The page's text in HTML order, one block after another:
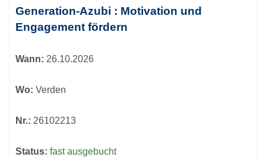
Generation-Azubi : Motivation und
Engagement fördern
Wann: 26.10.2026
Wo: Verden
Nr.: 26102213
Status: fast ausgebucht